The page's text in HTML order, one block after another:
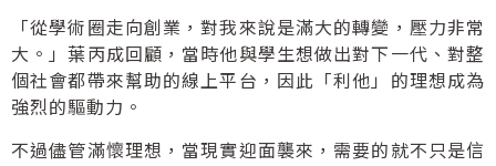
「從學術圈走向創業，對我來說是滿大的轉變，壓力非常
大。」葉丙成回顧，當時他與學生想做出對下一代、對整
個社會都帶來幫助的線上平台，因此「利他」的理想成為
強烈的驅動力。
不過儘管滿懷理想，當現實迎面襲來，需要的就不只是信